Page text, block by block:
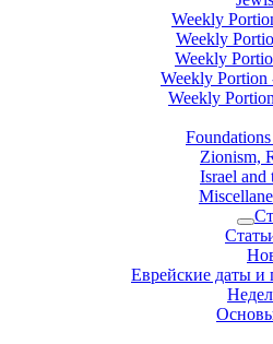
Weekly
Weekly
Weekly
Weekly Portion
Weekly
Zionism,
Israel and
Еврейские даты и